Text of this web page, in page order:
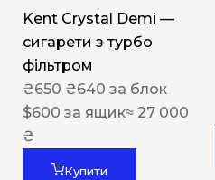
Kent Crystal Demi —
сигарети з турбо
фільтром
₴650 ₴640 за блок
$600 за ящик≈ 27 000
₴
Купити